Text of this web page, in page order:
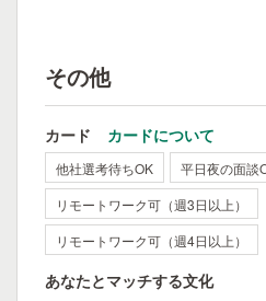
その他
カード カードについて
他社選考待ちOK
平日夜の面談
リモートワーク可（週3日以上）
リモートワーク可（週4日以上）
あなたとマッチする文化